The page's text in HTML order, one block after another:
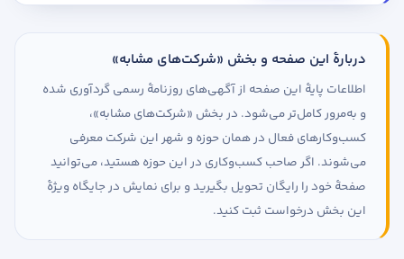
دربارهٔ این صفحه و بخش «شرکت‌های مشابه»
اطلاعات پایهٔ این صفحه از آگهی‌های روزنامهٔ رسمی گردآوری شده
و به‌مرور کامل‌تر می‌شود. در بخش «شرکت‌های مشابه»،
کسب‌وکارهای فعال در همان حوزه و شهر این شرکت معرفی
می‌شوند. اگر صاحب کسب‌وکاری در این حوزه هستید، می‌توانید
صفحهٔ خود را رایگان تحویل بگیرید و برای نمایش در جایگاه ویژهٔ
این بخش درخواست ثبت کنید.